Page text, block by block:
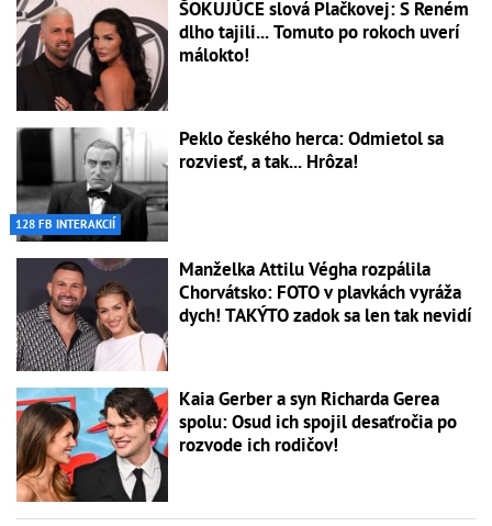
ŠOKUJÚCE slová Plačkovej: S Reném
dlho tajili... Tomuto po rokoch uverí
málokto!
128 FB INTERAKCIÍ
Peklo českého herca: Odmietol sa
rozviesť, a tak... Hrôza!
Manželka Attilu Végha rozpálila
Chorvátsko: FOTO v plavkách vyráža
dych! TAKÝTO zadok sa len tak nevidí
Kaia Gerber a syn Richarda Gerea
spolu: Osud ich spojil desaťročia po
rozvode ich rodičov!